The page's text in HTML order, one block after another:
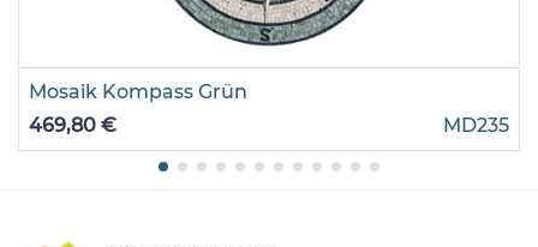
Mosaik Kompass Grün
469,80 €
MD235